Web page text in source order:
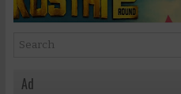
Ad